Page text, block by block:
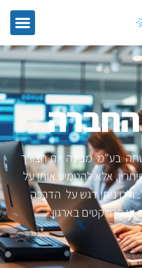
החברה
בע"מ מבינה את הצורך
אלא להטמיע אותו על
ולכן ניתן דגש על הדרכה
פרוייקטים בארגון.